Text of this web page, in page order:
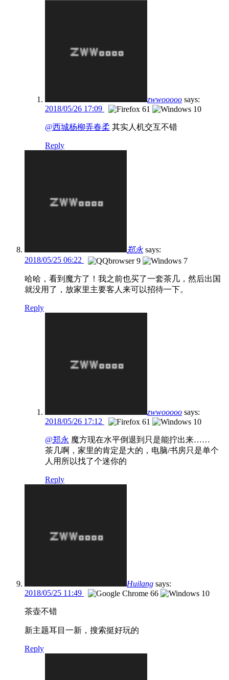
zwwooooo says:
2018/05/26 17:09
@西城杨柳弄春柔 其实人机交互不错
Reply
郑永 says:
2018/05/25 06:22
哈哈，看到魔方了！我之前也买了一套茶几，然后出国
就没用了，放家里主要客人来可以招待一下。
Reply
zwwooooo says:
2018/05/26 17:12
@郑永 魔方现在水平倒退到只是能拧出来……
茶几啊，家里的肯定是大的，电脑/书房只是单个
人用所以找了个迷你的
Reply
Huilang says:
2018/05/25 11:49
茶壶不错
新主题耳目一新，搜索挺好玩的
Reply